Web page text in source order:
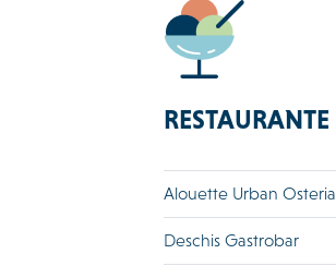
RESTAURANTE
Alouette Urban Osteria
Deschis Gastrobar